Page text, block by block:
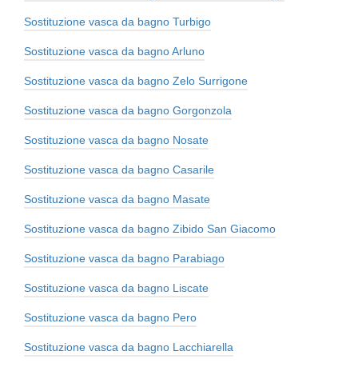
Sostituzione vasca da bagno Turbigo
Sostituzione vasca da bagno Arluno
Sostituzione vasca da bagno Zelo Surrigone
Sostituzione vasca da bagno Gorgonzola
Sostituzione vasca da bagno Nosate
Sostituzione vasca da bagno Casarile
Sostituzione vasca da bagno Masate
Sostituzione vasca da bagno Zibido San Giacomo
Sostituzione vasca da bagno Parabiago
Sostituzione vasca da bagno Liscate
Sostituzione vasca da bagno Pero
Sostituzione vasca da bagno Lacchiarella